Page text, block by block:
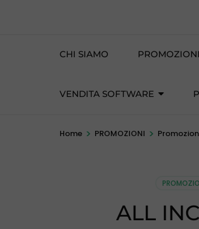
CHI SIAMO PROMOZIONI
VENDITA SOFTWARE
Home > PROMOZIONI >
ALL